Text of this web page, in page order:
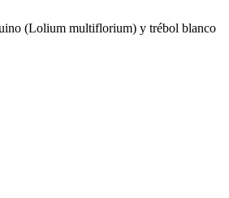
(Lolium multiflorium) y trébol blanco